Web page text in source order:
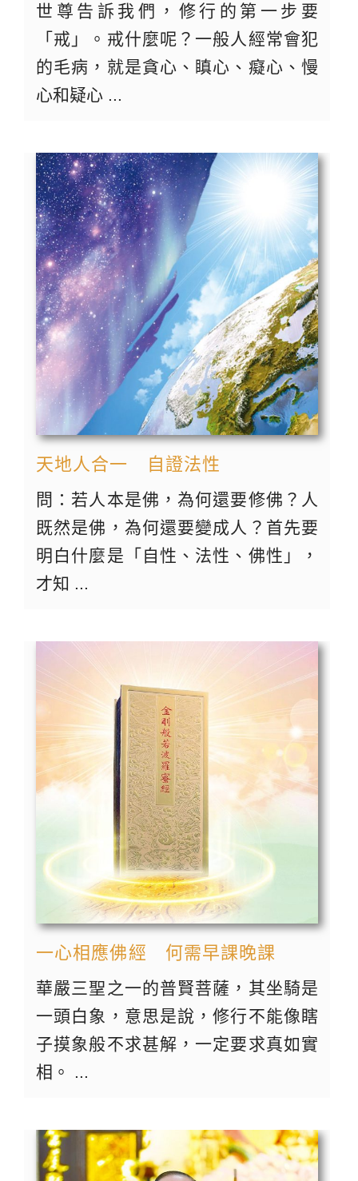
世尊告訴我們，修行的第一步要
「戒」。戒什麼呢？一般人經常會犯
的毛病，就是貪心、瞋心、癡心、慢
心和疑心 ...
天地人合一 自證法性
問：若人本是佛，為何還要修佛？人
既然是佛，為何還要變成人？首先要
明白什麼是「自性、法性、佛性」，
才知 ...
一心相應佛經 何需早課晚課
華嚴三聖之一的普賢菩薩，其坐騎是
一頭白象，意思是說，修行不能像瞎
子摸象般不求甚解，一定要求真如實
相。 ...